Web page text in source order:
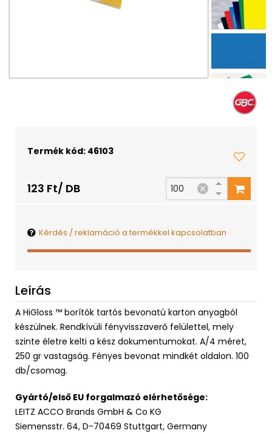
Termék kód: 46103
123 Ft/ DB
Kérdés / reklamáció a termékkel kapcsolatban
Leírás
A HiGloss ™ borítók tartós bevonatú karton anyagból
készülnek. Rendkívüli fényvisszaverő felülettel, mely
szinte életre kelti a kész dokumentumokat. A/4 méret,
250 gr vastagság. Fényes bevonat mindkét oldalon. 100
db/csomag.
Gyártó/első EU forgalmazó elérhetősége:
LEITZ ACCO Brands GmbH & Co KG
Siemensstr. 64, D-70469 Stuttgart, Germany